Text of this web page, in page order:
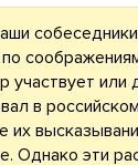
участвует или
в
их
Однако эти